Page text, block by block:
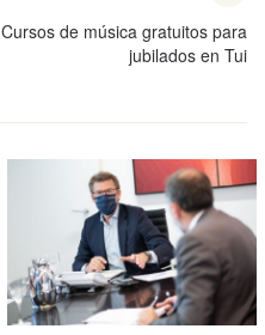
Cursos de música gratuitos para
jubilados en Tui